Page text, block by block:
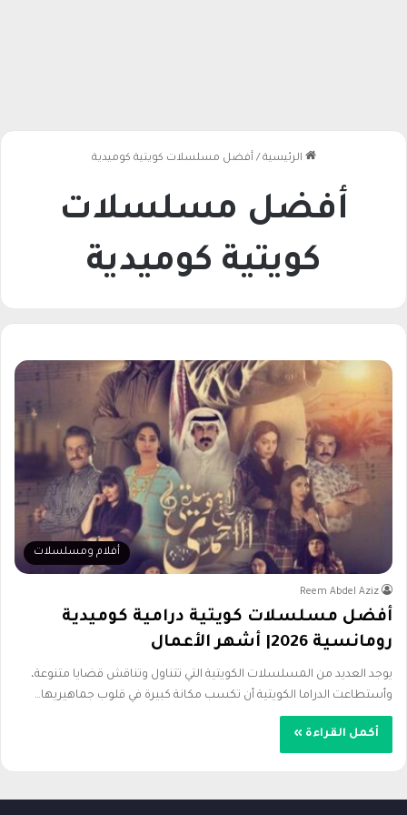
الرئيسية / أفضل مسلسلات كويتية كوميدية
أفضل مسلسلات
كويتية كوميدية
أفلام ومسلسلات
Reem Abdel Aziz
أفضل مسلسلات كويتية درامية كوميدية
رومانسية 2026| أشهر الأعمال
يوجد العديد من المسلسلات الكويتية التي تتناول وتناقش قضايا متنوعة،
وأستطاعت الدراما الكويتية أن تكسب مكانة كبيرة في قلوب جماهيريها…
أكمل القراءة »